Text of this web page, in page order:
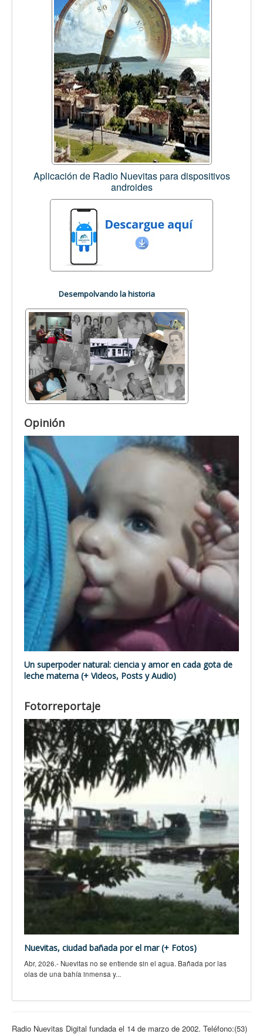
Aplicación de Radio Nuevitas para dispositivos
androides
Desempolvando la historia
Opinión
Un superpoder natural: ciencia y amor en cada gota de
leche materna (+ Videos, Posts y Audio)
Fotorreportaje
Nuevitas, ciudad bañada por el mar (+ Fotos)
Abr, 2026.- Nuevitas no se entiende sin el agua. Bañada por las
olas de una bahía inmensa y...
Radio Nuevitas Digital fundada el 14 de marzo de 2002. Teléfono:(53)